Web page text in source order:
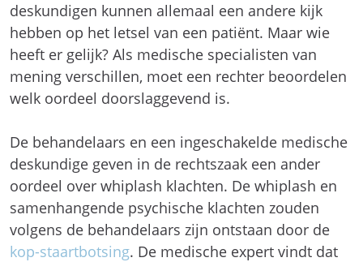
deskundigen kunnen allemaal een andere kijk
hebben op het letsel van een patiënt. Maar wie
heeft er gelijk? Als medische specialisten van
mening verschillen, moet een rechter beoordelen
welk oordeel doorslaggevend is.
De behandelaars en een ingeschakelde medische
deskundige geven in de rechtszaak een ander
oordeel over whiplash klachten. De whiplash en
samenhangende psychische klachten zouden
volgens de behandelaars zijn ontstaan door de
kop-staartbotsing. De medische expert vindt dat